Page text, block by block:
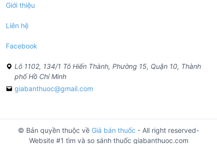
Giới thiệu
Liên hệ
Facebook
Lô 1102, 134/1 Tô Hiến Thành, Phường 15, Quận 10, Thành
phố Hồ Chí Minh
giabanthuoc@gmail.com
© Bản quyền thuộc về Giá bán thuốc - All right reserved-
Website #1 tìm và so sánh thuốc giabanthuoc.com